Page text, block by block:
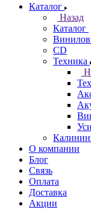
Каталог
Назад
Каталог
CD
Техника
О компании
Блог
Связь
Оплата
Доставка
Акции